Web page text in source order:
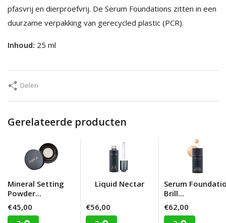
pfasvrij en dierproefvrij. De Serum Foundations zitten in een
duurzame verpakking van gerecycled plastic (PCR).
Inhoud: 25 ml
Delen
Gerelateerde producten
Mineral Setting
Powder...
€45,00
Liquid Nectar
€56,00
Serum
Brill...
€62,00